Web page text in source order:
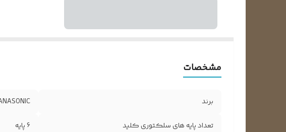
مشخصات
برند
تعداد پایه های سلکتوری کلید 6 پایه